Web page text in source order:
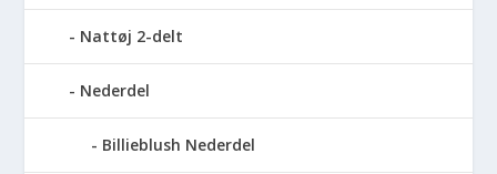
Nattøj 2-delt
Nederdel
Billieblush Nederdel